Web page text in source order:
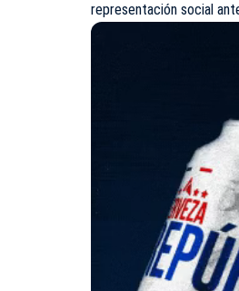
representación social